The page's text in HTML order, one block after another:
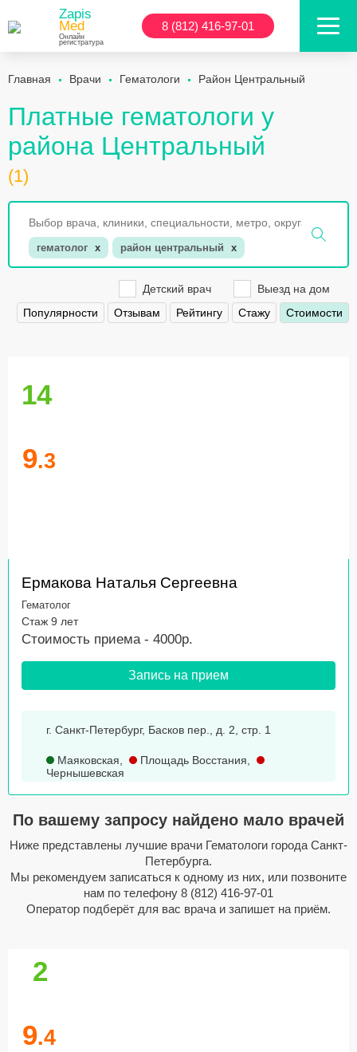
Zapis
Med
Онлайн
регистратура
8 (812) 416-97-01
Главная Врачи Гематологи Район Центральный
Платные гематологи у
района Центральный
(1)
гематолог x район центральный x
Детский врач
Выезд на дом
Популярности
Отзывам Рейтингу Стажу Стоимости
14
9.3
Ермакова Наталья Сергеевна
Гематолог
Стаж 9 лет
Стоимость приема - 4000р.
Запись на прием
г. Санкт-Петербург, Басков пер., д. 2, стр. 1
Маяковская, Площадь Восстания,
Чернышевская
По вашему запросу найдено мало врачей
Ниже представлены лучшие врачи Гематологи города Санкт-
Петербурга.
Мы рекомендуем записаться к одному из них, или позвоните
нам по телефону 8 (812) 416-97-01
Оператор подберёт для вас врача и запишет на приём.
2
9.4